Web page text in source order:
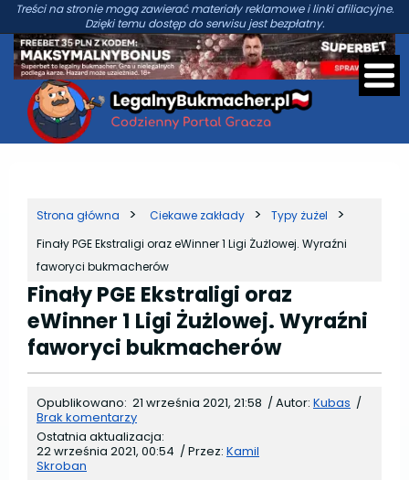
Treści na stronie mogą zawierać materiały reklamowe i linki afiliacyjne.
Dzięki temu dostęp do serwisu jest bezpłatny.
Strona główna Ciekawe zakłady
Typy żużel
Finały PGE Ekstraligi oraz eWinner 1 Ligi Żużlowej. Wyraźni
faworyci bukmacherów
Finały PGE Ekstraligi oraz
eWinner 1 Ligi Żużlowej. Wyraźni
faworyci bukmacherów
Opublikowano: 21 września 2021, 21:58 /Autor: Kubas /
Brak komentarzy
Ostatnia aktualizacja:
22 września 2021, 00:54 /Przez: Kamil
Skroban